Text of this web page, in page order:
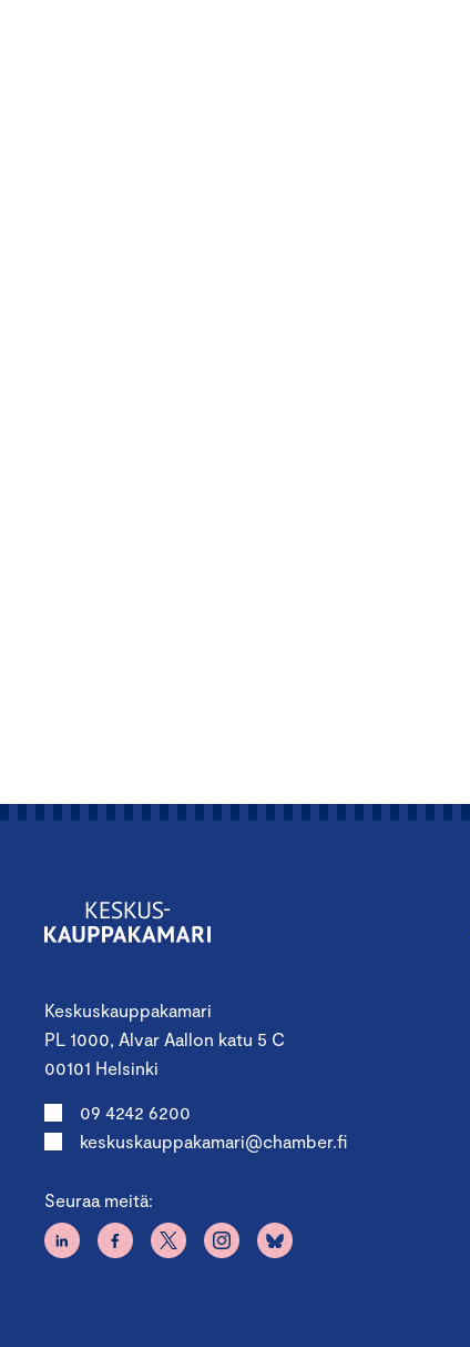
Keskuskauppakamari
PL 1000, Alvar Aallon katu 5 C
00101 Helsinki
09 4242 6200
keskuskauppakamari@chamber.fi
Seuraa meitä: